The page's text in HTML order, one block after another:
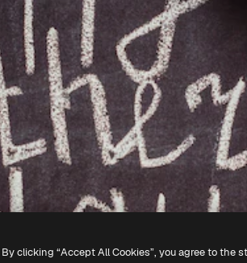
By clicking “Accept All Cookies”, you agree to the